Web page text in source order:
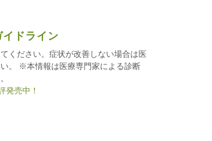
イドライン
ください。症状が改善しない場合は医
。 ※本情報は医療専門家による診断
発売中！